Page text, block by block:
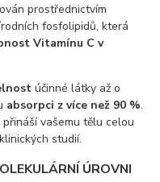
prostřednictvím
fosfolipidů, která
Vitamínu C v
účinné látky až o
absorpci z více než 90 %.
vašemu tělu celou
studií.
ÚROVNI